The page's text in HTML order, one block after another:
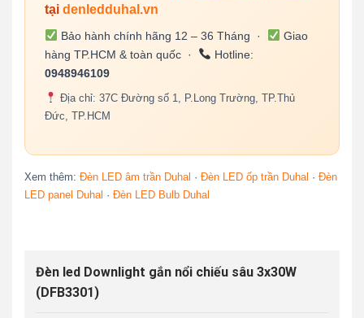
tại denledduhal.vn
Bảo hành chính hãng 12 – 36 Tháng ·
Giao
hàng TP.HCM & toàn quốc ·
Hotline:
0948946109
Địa chỉ: 37C Đường số 1, P.Long Trường, TP.Thủ
Đức, TP.HCM
Xem thêm: Đèn LED âm trần Duhal · Đèn LED ốp trần Duhal · Đèn
LED panel Duhal · Đèn LED Bulb Duhal
Đèn led Downlight gắn nổi chiếu sâu 3x30W
(DFB3301)